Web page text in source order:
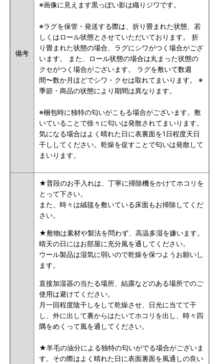
備考
※画像に見えます黒っぽい影は織りジワです。
※ラグを保管・発送する際は、折り畳まれた状態、若
しくはロール状態とさせていただいております。 折
り畳まれた状態の場合、ラグにシワがつく場合がござ
います。 また、ロール状態の場合は丸まった状態の
クセがつく場合がございます。 ラグを敷いて数週
間〜数か月ほどでシワ・クセは取れてまいります。 ※
季節・商品の状態により期間は異なります。
※梱包時に独特の匂いがこもる場合がございます。敷
いていることで徐々に匂いは発散されてまいります。
気になる場合はよく晴れた日に表裏面を1日程度天日
干ししてください。乾燥を促すことで匂いは発散して
まいります。
★普段のお手入れは、丁寧に掃除機をかけてホコリを
とって下さい。
また、時々は絨毯を敷いている床面もお掃除してくだ
さい。
★敷物は素材や製法を問わず、高温多湿を嫌います。
晴天の日にはお部屋に充分風を通してください。
ウール製品は湿気に弱いので乾燥を保つようお願いし
ます。
直接加湿器の当たる場所、結露などのある場所でのご
使用は避けてください。
月一回程度陰干しをして乾燥させ、日光に当てて干
し、外に出して裏からはたいてホコリを出し、時々四
隅をめくって風を通してください。
★羊毛の油分による独特の匂いがでる場合がございま
す。その際はよく晴れた日に表面裏面を風通しの良い